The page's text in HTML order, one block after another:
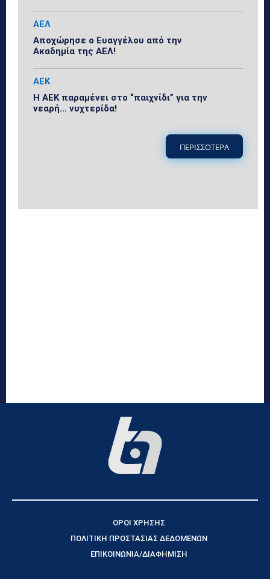
ΑΕΛ
Αποχώρησε ο Ευαγγέλου από την
Ακαδημία της ΑΕΛ!
ΑΕΚ
Η ΑΕΚ παραμένει στο “παιχνίδι” για την
νεαρή… νυχτερίδα!
ΠΕΡΙΣΣΟΤΕΡΑ
ΟΡΟΙ ΧΡΗΣΗΣ
ΠΟΛΙΤΙΚΗ ΠΡΟΣΤΑΣΙΑΣ ΔΕΔΟΜΕΝΩΝ
ΕΠΙΚΟΙΝΩΝΙΑ/ΔΙΑΦΗΜΙΣΗ